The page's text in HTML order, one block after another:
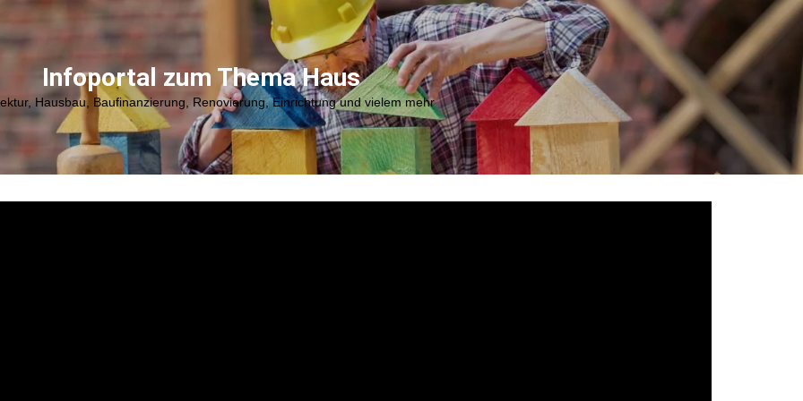
Infoportal zum Thema Haus
Hausbau, Baufinanzierung, Renovierung, Einrichtung und vielem mehr